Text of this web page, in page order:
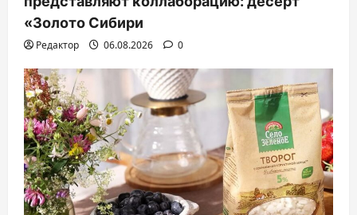
«Золото Сибири
Редактор 06.08.2026 0